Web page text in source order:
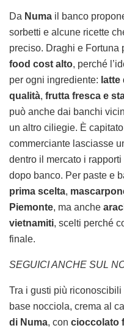
Da Numa il banco
sorbetti e alcune ricette
preciso. Draghi e Fortuna
food cost alto, perché
per ogni ingrediente:
qualità, frutta fresca e
può anche dai banchi
un altro ciliegie. È
commerciante lasciasse
dentro il mercato i
dopo banco. Per paste e
prima scelta,
Piemonte, ma anche
vietnamiti, scelti perché
finale.
SEGUICI ANCHE SUL
Tra i gusti più riconoscibili
base nocciola, crema al
di Numa, con cioccolato